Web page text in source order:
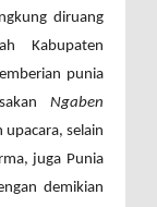
diruang
Kabupaten
punia
Ngaben
upacara, selain
juga Punia
demikian